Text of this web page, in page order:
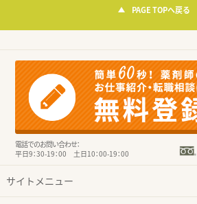
PAGE TOPへ戻る
電話でのお問い合わせ：
平日9：30-19：00 土日10：00-19：00
サイトメニュー